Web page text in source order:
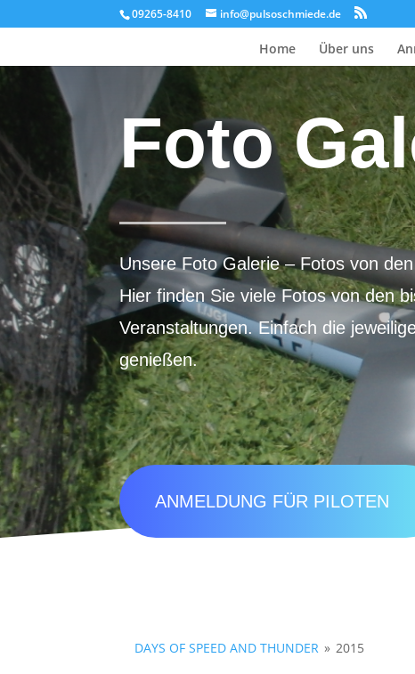
09265-8410 info@pulsoschmiede.de
Home Über uns
Foto
Unsere Foto Galerie – Fotos von
Hier finden Sie viele Fotos von den
Veranstaltungen. Einfach die
genießen.
ANMELDUNG FÜR PILOTEN
DAYS OF SPEED AND THUNDER » 2015